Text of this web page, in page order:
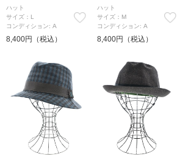
ハット
サイズ：L
コンディション: A
8,400円（税込）
ハット
サイズ：M
コンディション: A
8,400円（税込）